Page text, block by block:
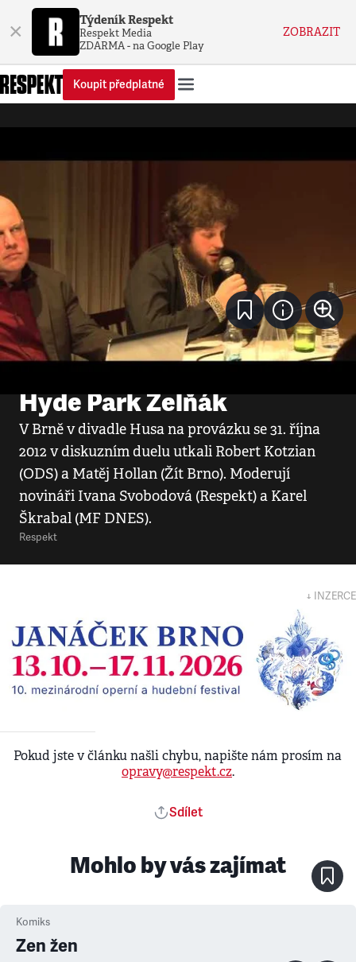
× Týdeník Respekt
Respekt Media
ZDARMA - na Google Play
ZOBRAZIT
Koupit předplatné
Hyde Park Zelňák
V Brně v divadle Husa na provázku se 31. října
2012 v diskuzním duelu utkali Robert Kotzian
(ODS) a Matěj Hollan (Žít Brno). Moderují
novináři Ivana Svobodová (Respekt) a Karel
Škrabal (MF DNES).
Respekt
↓ INZERCE
Pokud jste v článku našli chybu, napište nám prosím na
opravy@respekt.cz.
Sdílet
Mohlo by vás zajímat
Komiks
Zen žen